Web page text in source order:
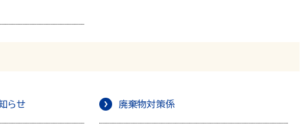
らせ 廃棄物対策係